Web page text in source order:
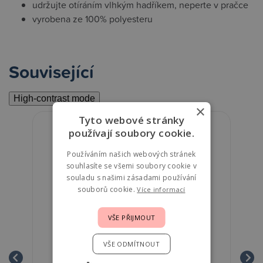
udržujte otíráním vlhkým hadříkem, neperte v pračce
vyrobena ze 100% polyesteru
Související
High-contrast mode
×
Tyto webové stránky
používají soubory cookie.
Používáním našich webových stránek
souhlasíte se všemi soubory cookie v
souladu s našimi zásadami používání
souborů cookie.Více informací
VŠE PŘIJMOUT
VŠE ODMÍTNOUT